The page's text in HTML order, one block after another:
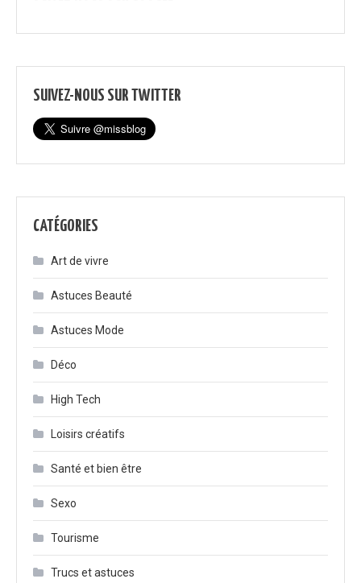
SUIVEZ-NOUS SUR TWITTER
CATÉGORIES
Art de vivre
Astuces Beauté
Astuces Mode
Déco
High Tech
Loisirs créatifs
Santé et bien être
Sexo
Tourisme
Trucs et astuces